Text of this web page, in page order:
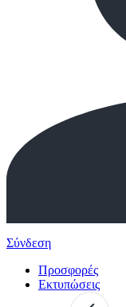
Σύνδεση
Προσφορές
Εκτυπώσεις